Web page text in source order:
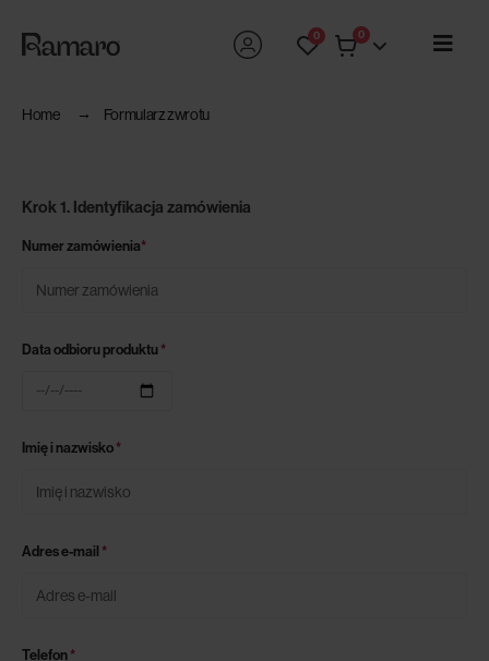
0 0
Home Formularz zwrotu
Krok 1. Identyfikacja zamówienia
Numer zamówienia*
Data odbioru produktu *
Imię i nazwisko *
Adres e-mail *
Telefon *